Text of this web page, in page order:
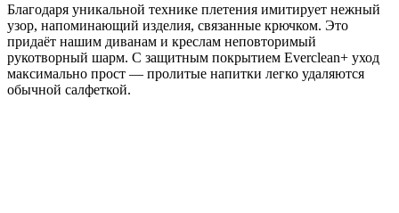
Благодаря уникальной технике плетения имитирует нежный
узор, напоминающий изделия, связанные крючком. Это
придаёт нашим диванам и креслам неповторимый
рукотворный шарм. С защитным покрытием Everclean+ уход
максимально прост — пролитые напитки легко удаляются
обычной салфеткой.